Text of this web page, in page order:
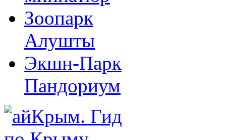
Зоопарк
Алушты
Экшн-Парк
Пандориум